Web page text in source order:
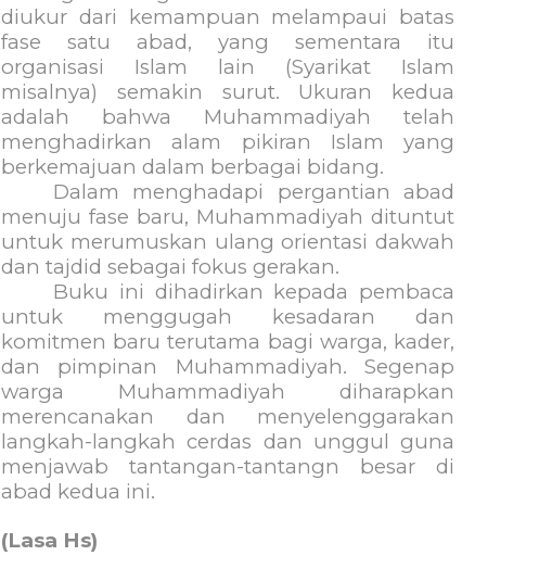
diukur dari kemampuan melampaui batas
fase satu abad, yang sementara itu
organisasi Islam lain (Syarikat Islam
misalnya) semakin surut. Ukuran kedua
adalah bahwa Muhammadiyah telah
menghadirkan alam pikiran Islam yang
berkemajuan dalam berbagai bidang.
Dalam menghadapi pergantian abad
menuju fase baru, Muhammadiyah dituntut
untuk merumuskan ulang orientasi dakwah
dan tajdid sebagai fokus gerakan.
Buku ini dihadirkan kepada pembaca
untuk menggugah kesadaran dan
komitmen baru terutama bagi warga, kader,
dan pimpinan Muhammadiyah. Segenap
warga Muhammadiyah diharapkan
merencanakan dan menyelenggarakan
langkah-langkah cerdas dan unggul guna
menjawab tantangan-tantangn besar di
abad kedua ini.
(Lasa Hs)